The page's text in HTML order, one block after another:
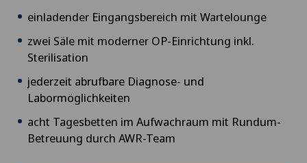
einladender Eingangsbereich mit Wartelounge
zwei Säle mit moderner OP-Einrichtung inkl.
Sterilisation
jederzeit abrufbare Diagnose- und
Labormöglichkeiten
acht Tagesbetten im Aufwachraum mit Rundum-
Betreuung durch AWR-Team